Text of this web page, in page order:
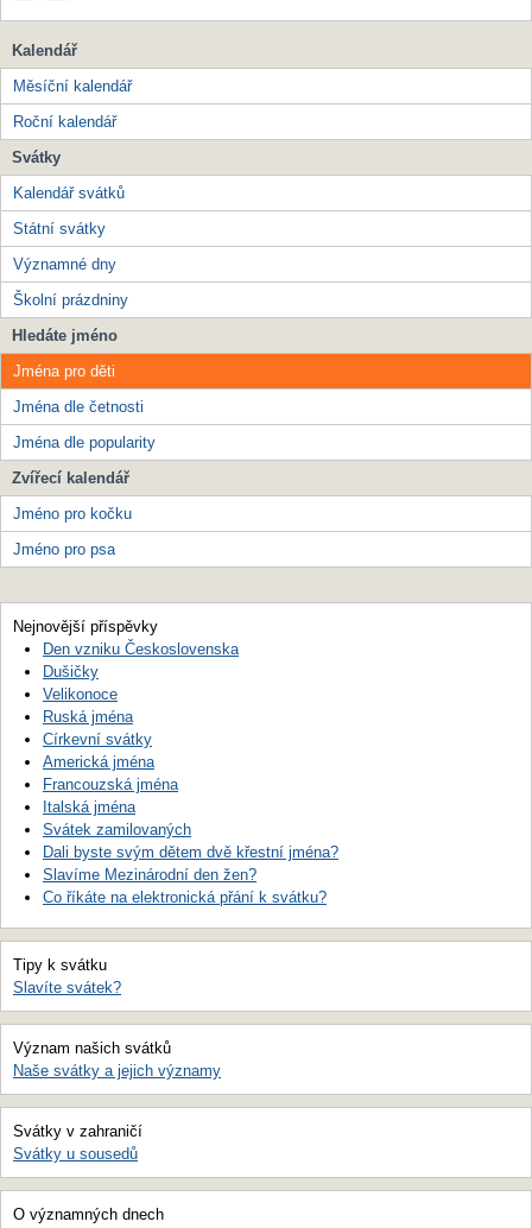
Kalendář
Měsíční kalendář
Roční kalendář
Svátky
Kalendář svátků
Státní svátky
Významné dny
Školní prázdniny
Hledáte jméno
Jména pro děti
Jména dle četnosti
Jména dle popularity
Zvířecí kalendář
Jméno pro kočku
Jméno pro psa
Nejnovější příspěvky
Den vzniku Československa
Dušičky
Velikonoce
Ruská jména
Církevní svátky
Americká jména
Francouzská jména
Italská jména
Svátek zamilovaných
Dali byste svým dětem dvě křestní jména?
Slavíme Mezinárodní den žen?
Co říkáte na elektronická přání k svátku?
Tipy k svátku
Slavíte svátek?
Význam našich svátků
Naše svátky a jejich významy
Svátky v zahraničí
Svátky u sousedů
O významných dnech